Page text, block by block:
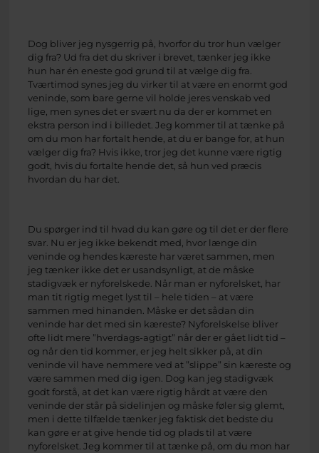
Dog bliver jeg nysgerrig på, hvorfor du tror hun vælger
dig fra? Ud fra det du skriver i brevet, tænker jeg ikke
hun har én eneste god grund til at vælge dig fra.
Tværtimod synes jeg du virker til at være en enormt god
veninde, som bare gerne vil holde jeres venskab ved
lige, men synes det er svært nu da der er kommet en
ekstra person ind i billedet. Jeg kommer til at tænke på
om du mon har fortalt hende, at du er bange for, at hun
vælger dig fra? Hvis ikke, tror jeg det kunne være rigtig
godt, hvis du fortalte hende det, så hun ved præcis
hvordan du har det.
Du spørger ind til hvad du kan gøre og til det er der flere
svar. Nu er jeg ikke bekendt med, hvor længe din
veninde og hendes kæreste har været sammen, men
jeg tænker ikke det er usandsynligt, at de måske
stadigvæk er nyforelskede. Når man er nyforelsket, har
man tit rigtig meget lyst til – hele tiden – at være
sammen med hinanden. Måske er det sådan din
veninde har det med sin kæreste? Nyforelskelse bliver
ofte lidt mere ”hverdags-agtigt” når der er gået lidt tid –
og når den tid kommer, er jeg helt sikker på, at din
veninde vil have nemmere ved at ”slippe” sin kæreste og
være sammen med dig igen. Dog kan jeg stadigvæk
godt forstå, at det kan være rigtig hårdt at være den
veninde der står på sidelinjen og måske føler sig glemt,
men i dette tilfælde tænker jeg faktisk det bedste du
kan gøre er at give hende tid og plads til at være
nyforelsket. Jeg kommer til at tænke på, om du mon har